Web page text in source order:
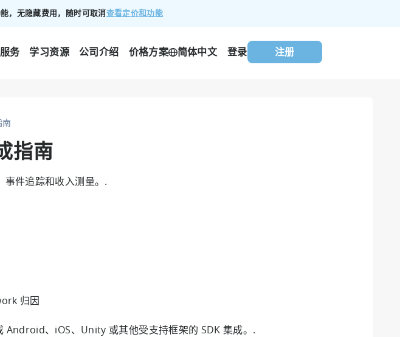
，无隐藏费用，随时可取消查看定价和功能
务 学习资源 公司介绍 价格方案 简体中文 登录 注册
指南
件追踪和收入测量。.
归因
Android、iOS、Unity 或其他受支持框架的 SDK 集成。.